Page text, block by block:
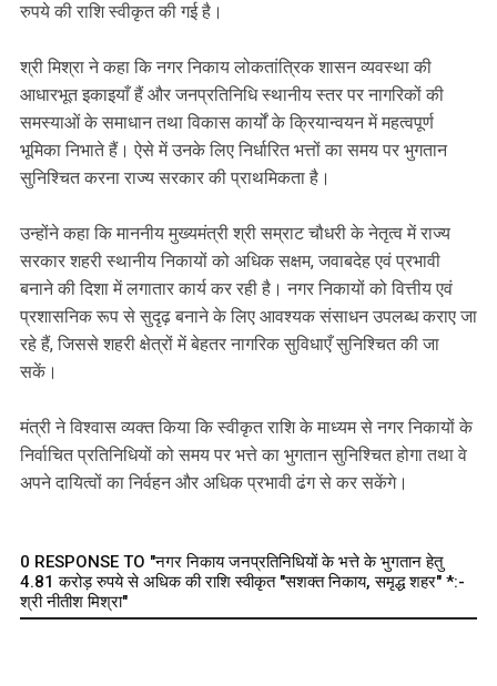
रुपये की राशि स्वीकृत की गई है।
श्री मिश्रा ने कहा कि नगर निकाय लोकतांत्रिक शासन व्यवस्था की
आधारभूत इकाइयाँ हैं और जनप्रतिनिधि स्थानीय स्तर पर नागरिकों की
समस्याओं के समाधान तथा विकास कार्यों के क्रियान्वयन में महत्वपूर्ण
भूमिका निभाते हैं। ऐसे में उनके लिए निर्धारित भत्तों का समय पर भुगतान
सुनिश्चित करना राज्य सरकार की प्राथमिकता है।
उन्होंने कहा कि माननीय मुख्यमंत्री श्री सम्राट चौधरी के नेतृत्व में राज्य
सरकार शहरी स्थानीय निकायों को अधिक सक्षम, जवाबदेह एवं प्रभावी
बनाने की दिशा में लगातार कार्य कर रही है। नगर निकायों को वित्तीय एवं
प्रशासनिक रूप से सुदृढ़ बनाने के लिए आवश्यक संसाधन उपलब्ध कराए जा
रहे हैं, जिससे शहरी क्षेत्रों में बेहतर नागरिक सुविधाएँ सुनिश्चित की जा
सकें।
मंत्री ने विश्वास व्यक्त किया कि स्वीकृत राशि के माध्यम से नगर निकायों के
निर्वाचित प्रतिनिधियों को समय पर भत्ते का भुगतान सुनिश्चित होगा तथा वे
अपने दायित्वों का निर्वहन और अधिक प्रभावी ढंग से कर सकेंगे।
0 RESPONSE TO "नगर निकाय जनप्रतिनिधियों के भत्ते के भुगतान हेतु
4.81 करोड़ रुपये से अधिक की राशि स्वीकृत "सशक्त निकाय, समृद्ध शहर" *:-
श्री नीतीश मिश्रा"